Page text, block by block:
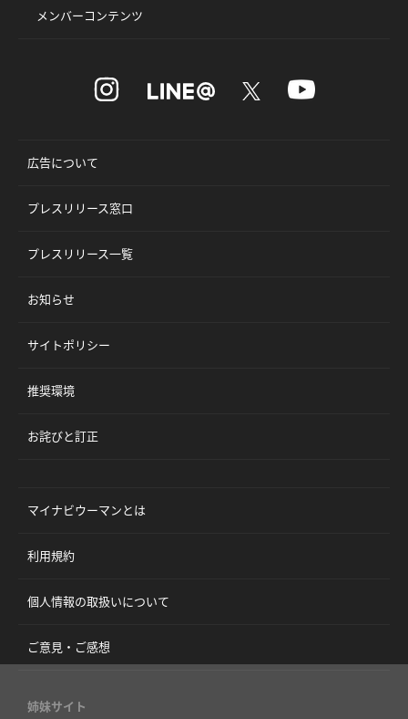
メンバーコンテンツ
広告について
プレスリリース窓口
プレスリリース一覧
お知らせ
サイトポリシー
推奨環境
お詫びと訂正
マイナビウーマンとは
利用規約
個人情報の取扱いについて
ご意見・ご感想
姉妹サイト